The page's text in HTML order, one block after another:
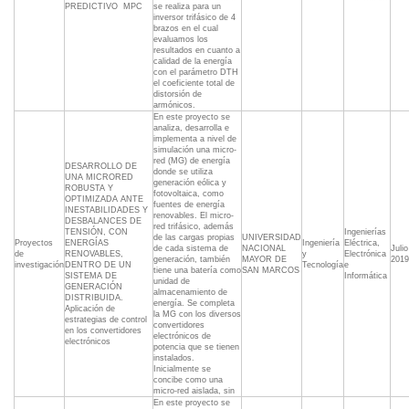
PREDICTIVO  MPC
se realiza para un
inversor trifásico de 4
brazos en el cual
evaluamos los
resultados en cuanto a
calidad de la energía
con el parámetro DTH
el coeficiente total de
distorsión de
armónicos.
Proyectos
de
investigación
DESARROLLO DE
UNA MICRORED
ROBUSTA Y
OPTIMIZADA ANTE
INESTABILIDADES Y
DESBALANCES DE
TENSIÓN, CON
ENERGÍAS
RENOVABLES,
DENTRO DE UN
SISTEMA DE
GENERACIÓN
DISTRIBUIDA.
Aplicación de
estrategias de control
en los convertidores
electrónicos
En este proyecto se
analiza, desarrolla e
implementa a nivel de
simulación una micro-
red (MG) de energía
donde se utiliza
generación eólica y
fotovoltaica, como
fuentes de energía
renovables. El micro-
red trifásico, además
de las cargas propias
de cada sistema de
generación, también
tiene una batería como
unidad de
almacenamiento de
energía. Se completa
la MG con los diversos
convertidores
electrónicos de
potencia que se tienen
instalados.
Inicialmente se
concibe como una
micro-red aislada, sin
UNIVERSIDAD
NACIONAL
MAYOR DE
SAN MARCOS
Ingeniería
y
Tecnología
Ingenierías
Eléctrica,
Electrónica
e
Informática
Julio
2019
En este proyecto se